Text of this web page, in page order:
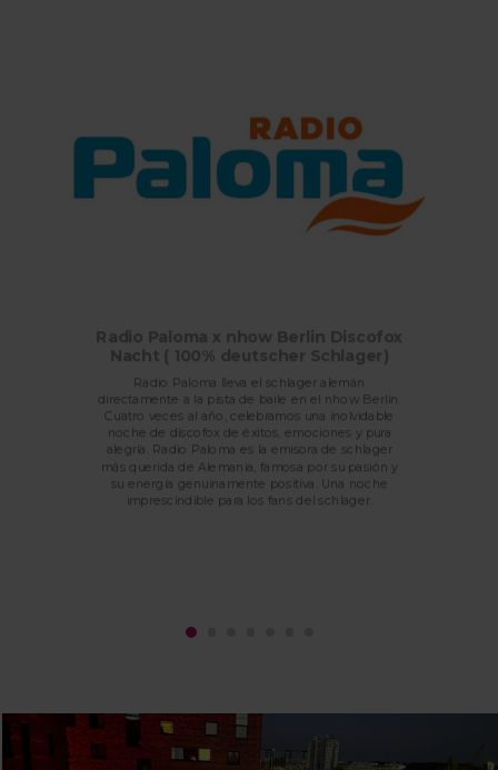
Radio Paloma x nhow Berlin Discofox
Nacht ( 100% deutscher Schlager)
Radio Paloma lleva el schlager alemán
directamente a la pista de baile en el nhow Berlin.
Cuatro veces al año, celebramos una inolvidable
noche de discofox de éxitos, emociones y pura
alegría. Radio Paloma es la emisora de schlager
más querida de Alemania, famosa por su pasión y
su energía genuinamente positiva. Una noche
imprescindible para los fans del schlager.